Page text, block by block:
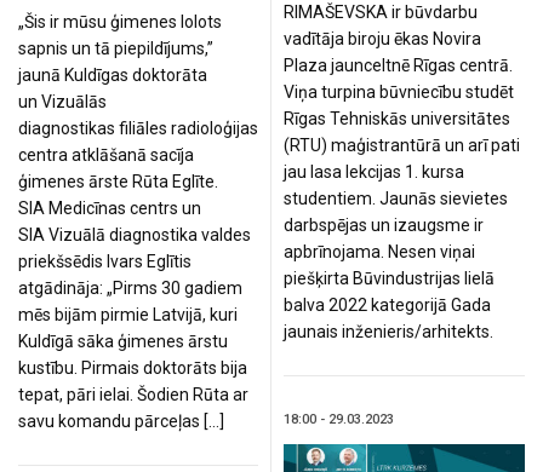
„Šis ir mūsu ģimenes lolots
sapnis un tā piepildījums,”
jaunā Kuldīgas doktorāta
un Vizuālās
diagnostikas filiāles radioloģijas
centra atklāšanā sacīja
ģimenes ārste Rūta Eglīte.
SIA Medicīnas centrs un
SIA Vizuālā diagnostika valdes
priekšsēdis Ivars Eglītis
atgādināja: „Pirms 30 gadiem
mēs bijām pirmie Latvijā, kuri
Kuldīgā sāka ģimenes ārstu
kustību. Pirmais doktorāts bija
tepat, pāri ielai. Šodien Rūta ar
savu komandu pārceļas […]
RIMAŠEVSKA ir būvdarbu
vadītāja biroju ēkas Novira
Plaza jaunceltnē Rīgas centrā.
Viņa turpina būvniecību studēt
Rīgas Tehniskās universitātes
(RTU) maģistrantūrā un arī pati
jau lasa lekcijas 1. kursa
studentiem. Jaunās sievietes
darbspējas un izaugsme ir
apbrīnojama. Nesen viņai
piešķirta Būvindustrijas lielā
balva 2022 kategorijā Gada
jaunais inženieris/arhitekts.
18:00 - 29.03.2023